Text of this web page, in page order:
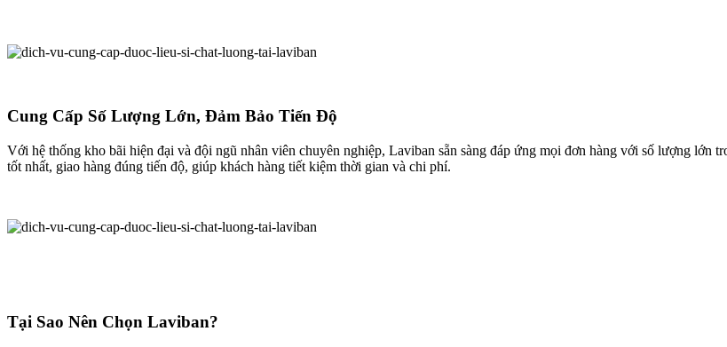
Cung Cấp Số Lượng Lớn, Đảm Bảo Tiến Độ
Với hệ thống kho bãi hiện đại và đội ngũ nhân viên chuyên nghiệp, Laviban sẵn sàng đáp ứng mọi đơn hàng với số lượng lớn
tốt nhất, giao hàng đúng tiến độ, giúp khách hàng tiết kiệm thời gian và chi phí.
Tại Sao Nên Chọn Laviban?